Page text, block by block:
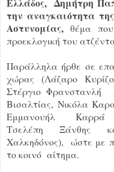
την αναγκαιότητα
Αστυνομίας, θέμα
προεκλογική του
Παράλληλα ήρθε σε
χώρας (Λάζαρο
Στέργιο Φρανστανλή
Βισαλτίας, Νικόλα
Εμμανουήλ Καρρά
Τσελέπη Ξάνθης
Χαλκηδόνος), ώστε με
το κοινό αίτημα.